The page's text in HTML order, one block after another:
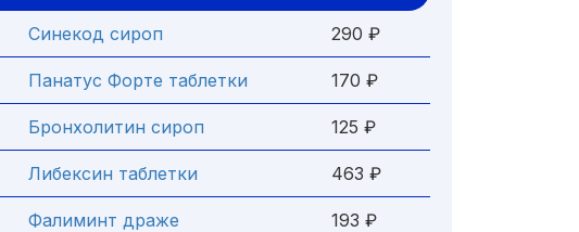
Синекод сироп 290 ₽
Панатус Форте таблетки 170 ₽
Бронхолитин сироп 125 ₽
Либексин таблетки 463 ₽
Фалиминт драже 193 ₽